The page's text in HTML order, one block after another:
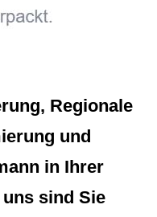
Regionale
und
in Ihrer
sind Sie